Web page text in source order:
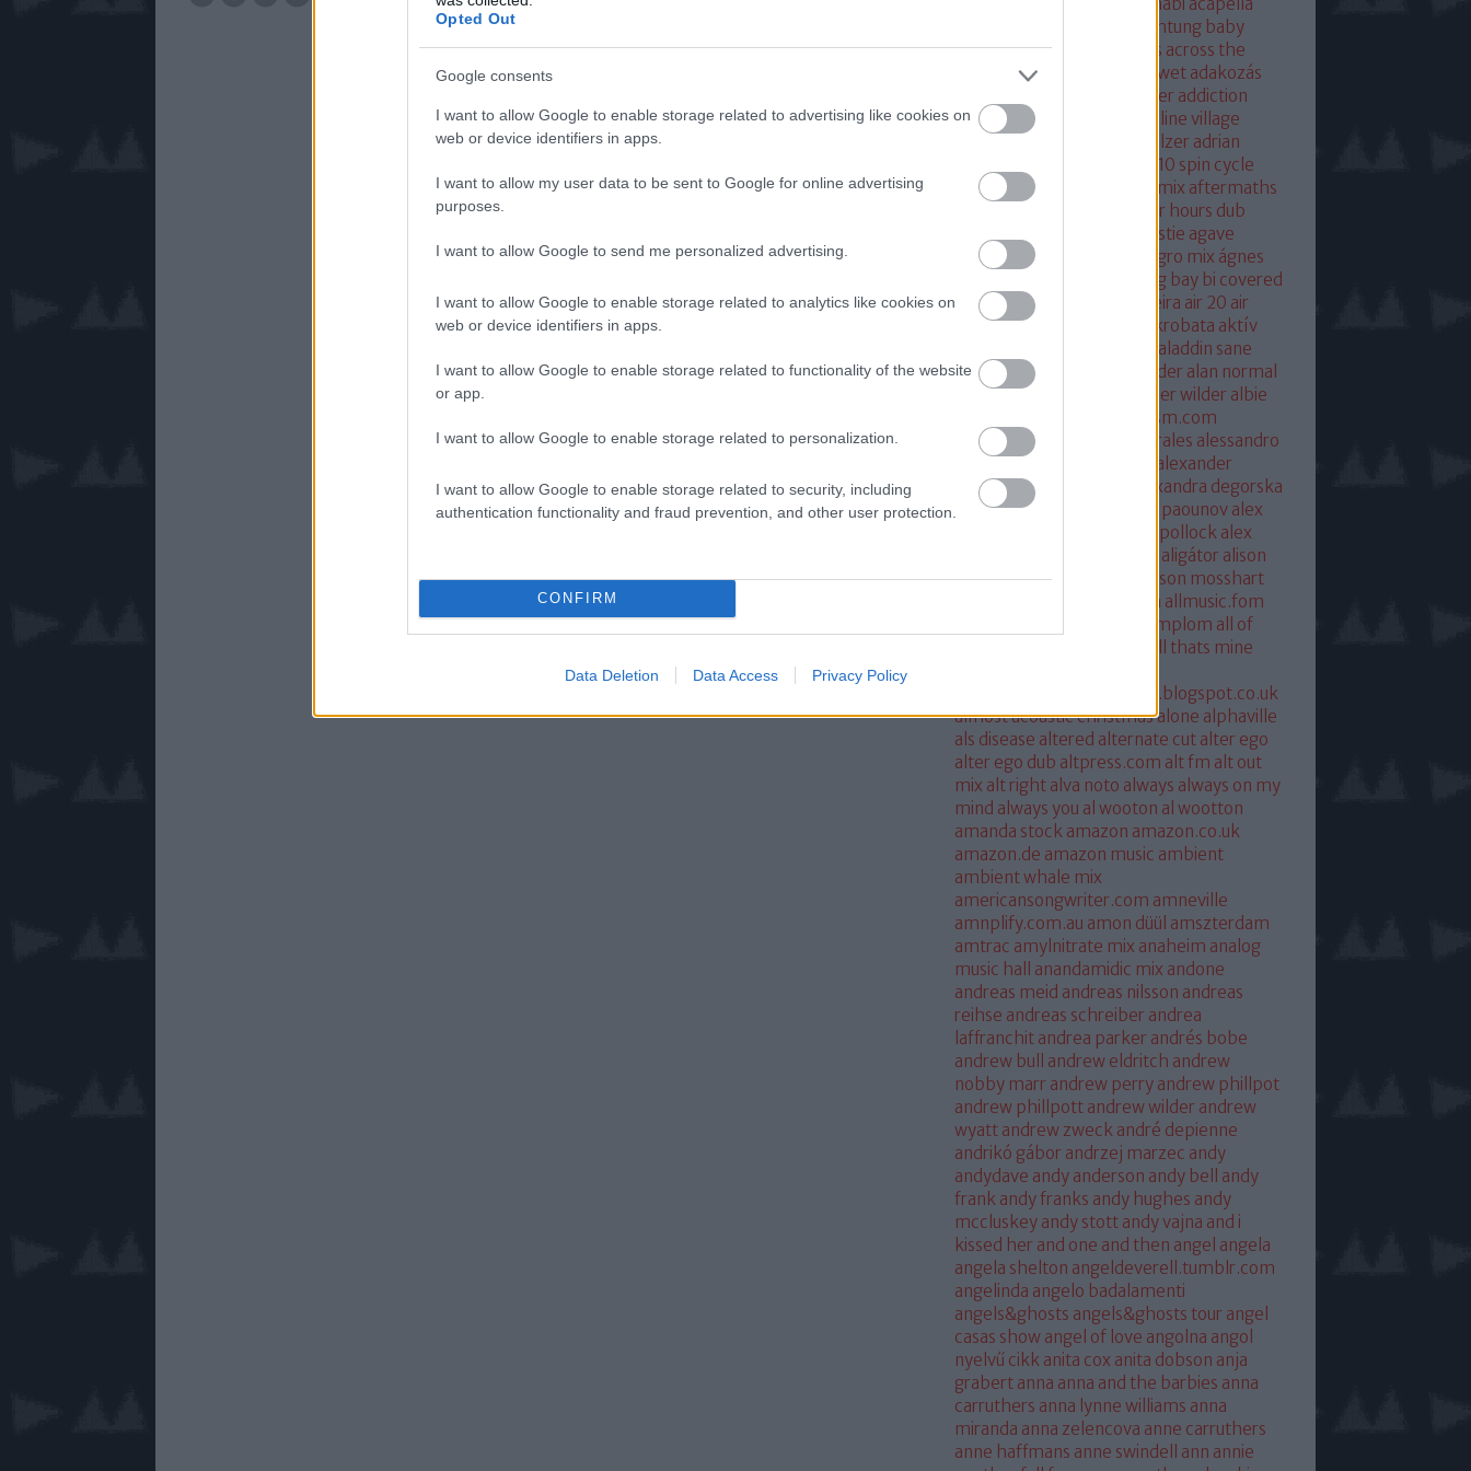
Opted Out
Google consents
I want to allow Google to enable storage related to advertising like cookies on
web or device identifiers in apps.
I want to allow my user data to be sent to Google for online advertising
purposes.
I want to allow Google to send me personalized advertising.
I want to allow Google to enable storage related to analytics like cookies on
web or device identifiers in apps.
I want to allow Google to enable storage related to functionality of the website
or app.
I want to allow Google to enable storage related to personalization.
I want to allow Google to enable storage related to security, including
authentication functionality and fraud prevention, and other user protection.
CONFIRM
Data Deletion Data Access Privacy Policy
videó 1987 párizs
achtung baby
acousticacoustic christmas across the
universeactress ac wet adakozás
adam weissler addiction
adelaide
adrenaline
adrenaline village
adrian hielholzer adrian
ae10 spin cycle
aerosmith
afghan surgery mix aftermaths
after hours dub
agatha christie agave
attenuata
agent orange aggro mix ágnes
ahk toong bay bi covered
aidan berry airto moreira air 20 air
remixaix les baines akrobata aktív
aladdin sane
alan
alan mcgee alan moulder alan normal
alan wilder
alber wilder albie
albumism.com
albumverzió
alejandro morales alessandro
cortinialexander kowalski
alexander
krüger
alexander ridha
alexandra degorska
alexandra savior
alexandre paounov alex
alex pollock alex
aligátor alison
moyetalkohol
allison mosshart
allmusic.com allmusic.fom
all hallows templom all of
all thats mine
almostpredictablealmost1.blogspot.co.uk
almost acoustic christmasalone alphaville
als disease altered alternate cut alter ego
alter ego dub altpress.com alt fm alt out
mix alt right alva noto always always on my
mind always you al wooton al wootton
amanda stock amazon amazon.co.uk
amazon.de amazon music ambient
ambient whale mix
americansongwriter.com amneville
amnplify.com.au amon düül amszterdam
amtrac amylnitrate mix anaheim analog
music hall
anandamidic mix andone
andreas meid andreas nilsson andreas
reihse andreas schreiber andrea
laffranchit andrea parker andrés bobe
andrew bull
andrew eldritch andrew
nobby marr andrew perry andrew phillpot
andrew phillpott andrew wilder andrew
wyatt andrew zweck andré depienne
andrikó gábor andrzej marzec andy
andydave andy anderson andy bell
andy
frank andy franks andy hughes andy
mccluskey andy stott andy vajna and i
kissed her and one and then angel angela
angela shelton angeldeverell.tumblr.com
angelinda angelo badalamenti
angels&ghosts angels&ghosts tour angel
casas show angel of love angolna angol
nyelvű cikk anita cox anita dobson anja
grabert anna anna and the barbies anna
carruthers anna lynne williams anna
miranda anna zelencova anne carruthers
anne haffmans anne swindell
ann annie